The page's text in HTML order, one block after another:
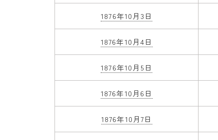
1876年10月3日
1876年10月4日
1876年10月5日
1876年10月6日
1876年10月7日